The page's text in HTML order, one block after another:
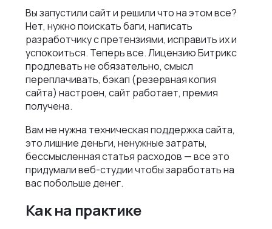
Кейсы
Компания
О нас
Преимущества
Как мы ведем проекты
Новости
Политика конфиденциальности
Отзывы
Контакты
Услуги
Заказная веб-разработка
Интеграции и омниканальность
Интеграция в вашу команду
UX\UI-дизайн и проектирование
Разработка на 1С‑Битрикс
Отрасли
Автодилеры
Финансы
Ритейл
Телеком
Блог
Контакты
info@nineseven.ru
Вы запустили сайт и решили что на этом все?
Нет, нужно поискать баги, написать
разработчику с претензиями, исправить их и
успокоиться. Теперь все. Лицензию Битрикс
продлевать не обязательно, смысл
переплачивать, бэкап (резервная копия
сайта) настроен, сайт работает, премия
получена.
Вам не нужна техническая поддержка сайта,
это лишние деньги, ненужные затраты,
бессмысленная статья расходов — все это
придумали веб-студии чтобы заработать на
вас побольше денег.
Как на практике